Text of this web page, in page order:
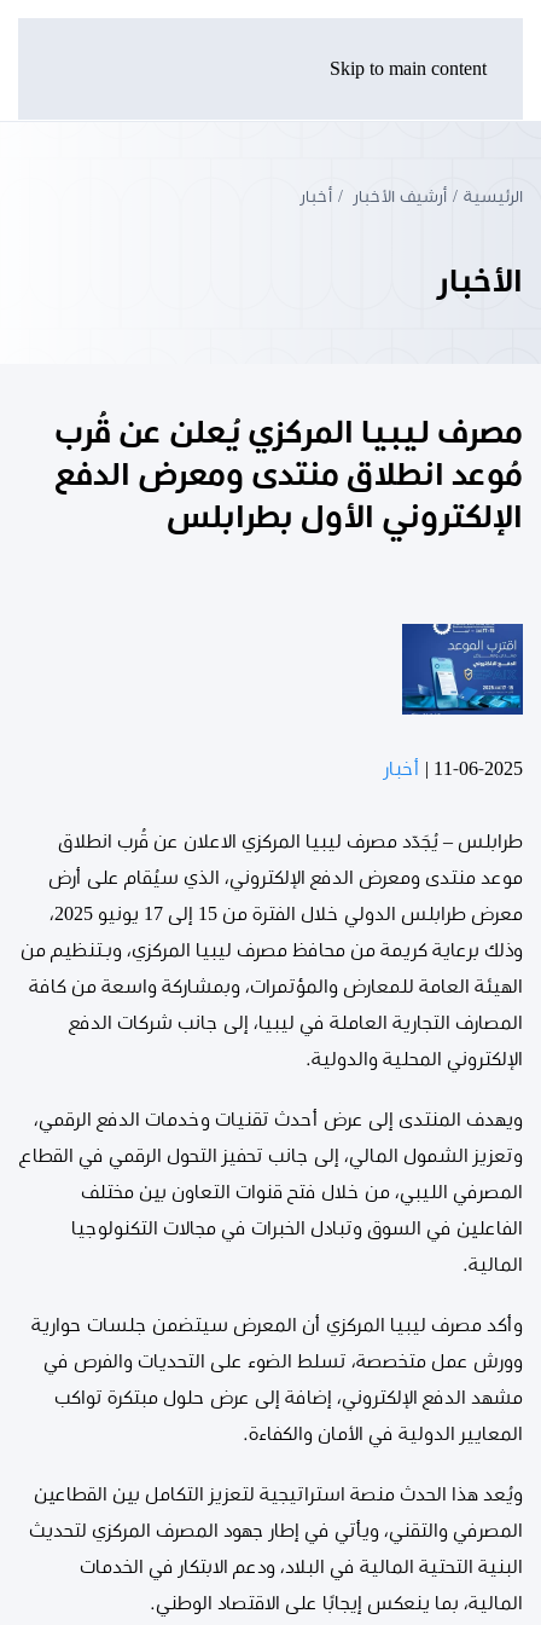
Skip to main content
الرئيسية أرشيف الأخبار أخبار
الأخبار
مصرف ليبيا المركزي يُعلن عن قُرب
مُوعد انطلاق منتدى ومعرض الدفع
الإلكتروني الأول بطرابلس
11-06-2025 أخبار
طرابلس – يُجَدّد مصرف ليبيا المركزي الاعلان عن قُرب انطلاق
موعد منتدى ومعرض الدفع الإلكتروني، الذي سيُقام على أرض
معرض طرابلس الدولي خلال الفترة من 15 إلى 17 يونيو 2025،
وذلك برعاية كريمة من محافظ مصرف ليبيا المركزي، وبـتنظيم من
الهيئة العامة للمعارض والمؤتمرات، وبمشاركة واسعة من كافة
المصارف التجارية العاملة في ليبيا، إلى جانب شركات الدفع
الإلكتروني المحلية والدولية.
ويهدف المنتدى إلى عرض أحدث تقنيات وخدمات الدفع الرقمي،
وتعزيز الشمول المالي، إلى جانب تحفيز التحول الرقمي في القطاع
المصرفي الليبي، من خلال فتح قنوات التعاون بين مختلف
الفاعلين في السوق وتبادل الخبرات في مجالات التكنولوجيا
المالية.
وأكد مصرف ليبيا المركزي أن المعرض سيتضمن جلسات حوارية
وورش عمل متخصصة، تسلط الضوء على التحديات والفرص في
مشهد الدفع الإلكتروني، إضافة إلى عرض حلول مبتكرة تواكب
المعايير الدولية في الأمان والكفاءة.
ويُعد هذا الحدث منصة استراتيجية لتعزيز التكامل بين القطاعين
المصرفي والتقني، ويأتي في إطار جهود المصرف المركزي لتحديث
البنية التحتية المالية في البلاد، ودعم الابتكار في الخدمات
المالية، بما ينعكس إيجابًا على الاقتصاد الوطني.